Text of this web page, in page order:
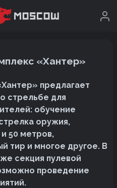
«Хантер»
предлагает
стрельбе для
обучение
оружия,
50 метров,
тир и многое другое. В
секция пулевой
проведение